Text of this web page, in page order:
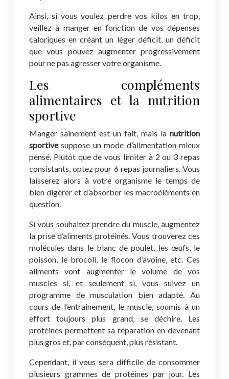
Ainsi, si vous voulez perdre vos kilos en trop,
veillez à manger en fonction de vos dépenses
caloriques en créant un léger déficit, un déficit
que vous pouvez augmenter progressivement
pour ne pas agresser votre organisme.
Les compléments
alimentaires et la nutrition
sportive
Manger sainement est un fait, mais la nutrition
sportivesuppose un mode d’alimentation mieux
pensé. Plutôt que de vous limiter à 2 ou 3 repas
consistants, optez pour 6 repas journaliers. Vous
laisserez alors à votre organisme le temps de
bien digérer et d’absorber les macroéléments en
question.
Si vous souhaitez prendre du muscle, augmentez
la prise d’aliments protéinés. Vous trouverez ces
molécules dans le blanc de poulet, les œufs, le
poisson, le brocoli, le flocon d’avoine, etc. Ces
aliments vont augmenter le volume de vos
muscles si, et seulement si, vous suivez un
programme de musculation bien adapté. Au
cours de l’entrainement, le muscle, soumis à un
effort toujours plus grand, se déchire. Les
protéines permettent sa réparation en devenant
plus gros et, par conséquent, plus résistant.
Cependant, il vous sera difficile de consommer
plusieurs grammes de protéines par jour. Les